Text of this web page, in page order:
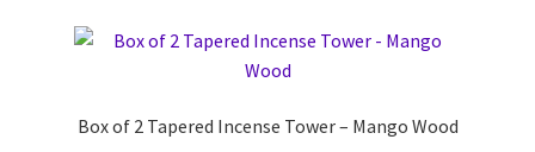
Box of 2 Tapered Incense Tower – Mango Wood